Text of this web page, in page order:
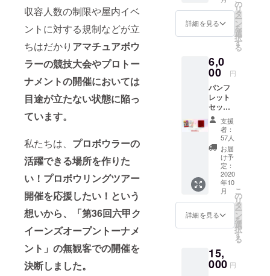
収容人数の制限や屋内イベ
ントに対する規制などが立
ちはだかり アマチュアボウ
ラーの競技大会やプロトー
ナメントの開催においては
目途が立たない状態に陥っ
ています。
私たちは、 プロボウラーの
活躍できる場所を作りた
い！プロボウリングツアー
開催を応援したい！という
想いから、
「第36回六甲ク
イーンズオープントーナメ
ント」の無観客での開催を
決断しました。
ジェク
トにご
参加く
前をク
リスタ
ルカッ
プ大会
記念パ
ンフ
レット
に掲載
予定で
す。掲
載を辞
退され
る場合
は備考
欄に
「掲載
不要」
参加く
ださっ
た皆様
のお名
リスタ
ルカッ
プ大会
記念パ
ンフ
レット
に掲載
予定で
す。掲
載を辞
退され
る場合
は備考
欄に
「掲載
不要」
とご記
詳細を見る
の
リ
タ
ー
ン
を
選
択
す
る
6,0
00 円
パンフ
レット
セット
＋大会
限定
シャ
ミー
パッド
※本プロ
ジェク
トにご
参加く
ださっ
た皆様
のお名
前をク
ルカッ
プ大会
記念パ
支援
者：
57人
お届
け予
定：
2020
年10
月
詳細を見る
こ
の
リ
タ
ー
ン
を
選
択
す
る
15,
000 円